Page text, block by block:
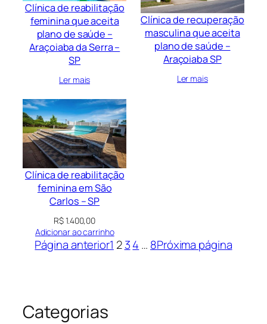
Clínica de reabilitação
feminina que aceita
plano de saúde –
Araçoiaba da Serra –
SP
Ler mais
Clínica de recuperação
masculina que aceita
plano de saúde –
Araçoiaba SP
Ler mais
Clínica de reabilitação
feminina em São
Carlos – SP
R$1.400,00
Adicionar ao carrinho
Página anterior1 2 34 … 8Próxima página
Categorias